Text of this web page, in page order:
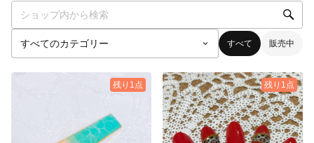
すべて 販売中
残り1点 残り1点